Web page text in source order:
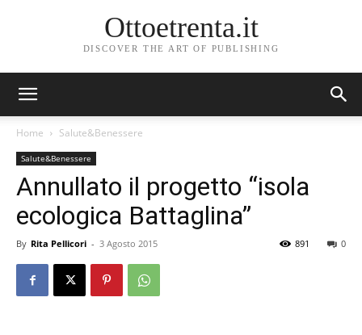
Ottoetrenta.it
DISCOVER THE ART OF PUBLISHING
Home Salute&Benessere
Salute&Benessere
Annullato il progetto “isola
ecologica Battaglina”
By Rita Pellicori - 3 Agosto 2015 0
891